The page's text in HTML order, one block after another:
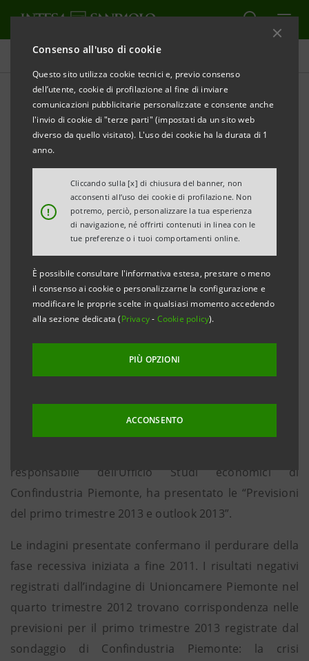
Consenso all'uso di cookie
Questo sito utilizza cookie tecnici e, previo consenso
dell’utente, cookie di profilazione al fine di inviare
comunicazioni pubblicitarie personalizzate e consente anche
l'invio di cookie di "terze parti" (impostati da un sito web
diverso da quello visitato). L'uso dei cookie ha la durata di 1
anno.
!
Cliccando sulla [x] di chiusura del banner, non
acconsenti all’uso dei cookie di profilazione. Non
potremo, perciò, personalizzare la tua esperienza
di navigazione, né offrirti contenuti in linea con le
tue preferenze o i tuoi comportamenti online.
È possibile consultare l'informativa estesa, prestare o meno
il consenso ai cookie o personalizzarne la configurazione e
modificare le proprie scelte in qualsiasi momento accedendo
alla sezione dedicata (Privacy- Cookie policy).
PIÙ OPZIONI
ACCONSENTO
Comunicati stampa
STAMPA AGGIORNA
COMPETITIVITÀ DEL SISTEMA PIEMONTE PER
VINCERE LA PARTITA DELL'EXPORT. SCENARI
GLOBALI, ECONOMIA PIEMONTESE E IMPRESE
Presentati i dati della congiuntura in Piemonte del
IV trimestre 2012 e del I trimestre 2013
martedì 12 marzo 2013, Unioncamere
Piemonte, Confindustria Piemonte, Intesa Sanpaolo e
UniCredit hanno organizzato il convegno
“Competitività del sistema Piemonte per vincere la
partita dell'export. Scenari globali, economia
piemontese e imprese”, durante il quale Roberto
responsabile dell’Ufficio Studi economici di
Confindustria Piemonte, ha presentato le “Previsioni
del primo trimestre 2013 e outlook 2013”.
Le indagini presentate confermano il perdurare della
fase recessiva iniziata a fine 2011. I risultati negativi
registrati dall’indagine di Unioncamere Piemonte nel
quarto trimestre 2012 trovano corrispondenza nelle
previsioni per il primo trimestre 2013 registrate dal
sondaggio di Confindustria Piemonte: la crisi